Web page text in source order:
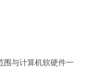
围与计算机软硬件一